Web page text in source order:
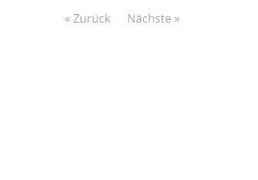
« Zurück Nächste »